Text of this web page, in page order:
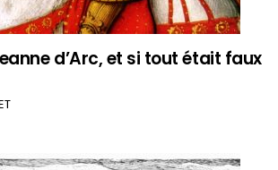
d’Arc, et si tout était faux